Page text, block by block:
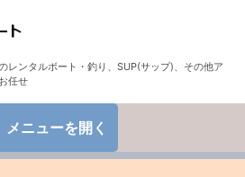
レンタルボート・釣り、SUP(サップ)、その他ア
任せ
メニューを開く